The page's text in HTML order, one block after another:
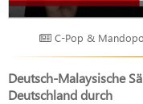
C-Pop &
Deutsch-Malaysische
Deutschland durch